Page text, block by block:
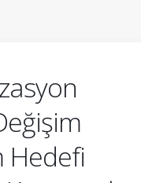
Hedefi